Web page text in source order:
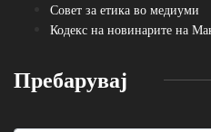
Совет за етика во медиуми
Кодекс на новинарите на
Пребарувај